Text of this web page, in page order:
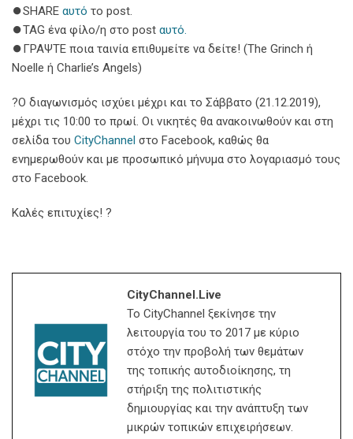
⏺SHARE αυτό το post.
⏺TAG ένα φίλο/η στο post αυτό.
⏺ΓΡΑΨΤΕ ποια ταινία επιθυμείτε να δείτε! (The Grinch ή
Noelle ή Charlie’s Angels)
?Ο διαγωνισμός ισχύει μέχρι και το Σάββατο (21.12.2019),
μέχρι τις 10:00 το πρωί. Οι νικητές θα ανακοινωθούν και στη
σελίδα του CityChannel στο Facebook, καθώς θα
ενημερωθούν και με προσωπικό μήνυμα στο λογαριασμό τους
στο Facebook.
Καλές επιτυχίες! ?
CityChannel.live
Το CityChannel ξεκίνησε την
λειτουργία του το 2017 με κύριο
στόχο την προβολή των θεμάτων
της τοπικής αυτοδιοίκησης, τη
στήριξη της πολιτιστικής
δημιουργίας και την ανάπτυξη των
μικρών τοπικών επιχειρήσεων.